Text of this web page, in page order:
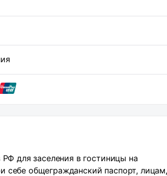
для заселения в гостиницы на
общегражданский паспорт,